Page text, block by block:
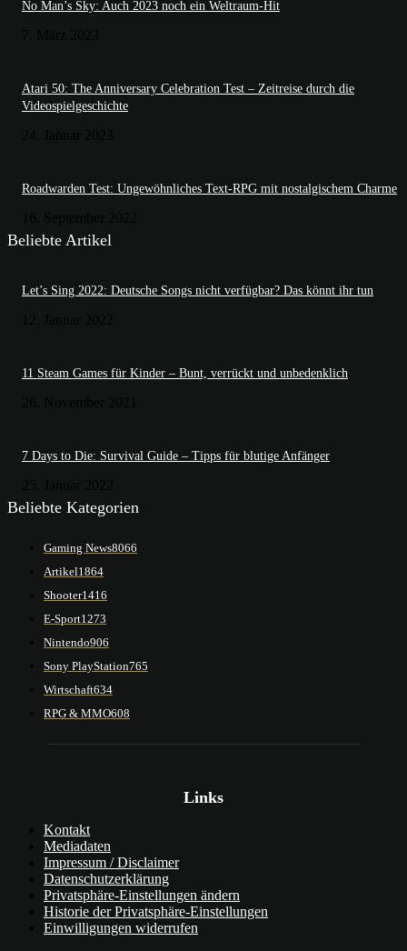
No Man’s Sky: Auch 2023 noch ein Weltraum-Hit
Atari 50: The Anniversary Celebration Test – Zeitreise durch die
Videospielgeschichte
Roadwarden Test: Ungewöhnliches Text-RPG mit nostalgischem Charme
Beliebte Artikel
Let’s Sing 2022: Deutsche Songs nicht verfügbar? Das könnt ihr tun
11 Steam Games für Kinder – Bunt, verrückt und unbedenklich
7 Days to Die: Survival Guide – Tipps für blutige Anfänger
Beliebte Kategorien
Gaming News8066
Artikel1864
Shooter1416
E-Sport1273
Nintendo906
Sony PlayStation765
Wirtschaft634
RPG & MMO608
Links
Kontakt
Mediadaten
Impressum / Disclaimer
Datenschutzerklärung
Privatsphäre-Einstellungen ändern
Historie der Privatsphäre-Einstellungen
Einwilligungen widerrufen